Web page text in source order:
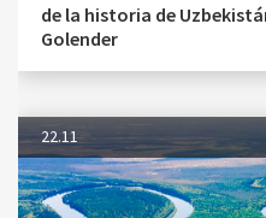
de la historia de
Golender
22.11